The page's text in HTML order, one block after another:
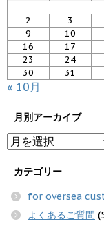
2
3
9
10
16
17
23
24
30
31
« 10月
月別アーカイブ
カテゴリー
for oversea
よくあるご質問